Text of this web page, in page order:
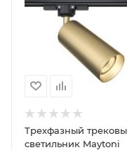
Трехфазный
светильник Maytoni